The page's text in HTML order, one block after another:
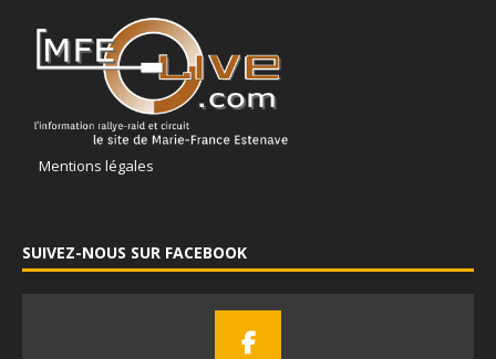
Mentions légales
SUIVEZ-NOUS SUR FACEBOOK